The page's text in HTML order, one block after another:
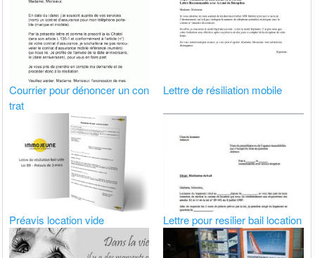
Courrier pour dénoncer un con
trat
Lettre de résiliation mobile
Préavis location vide Lettre pour resilier bail location